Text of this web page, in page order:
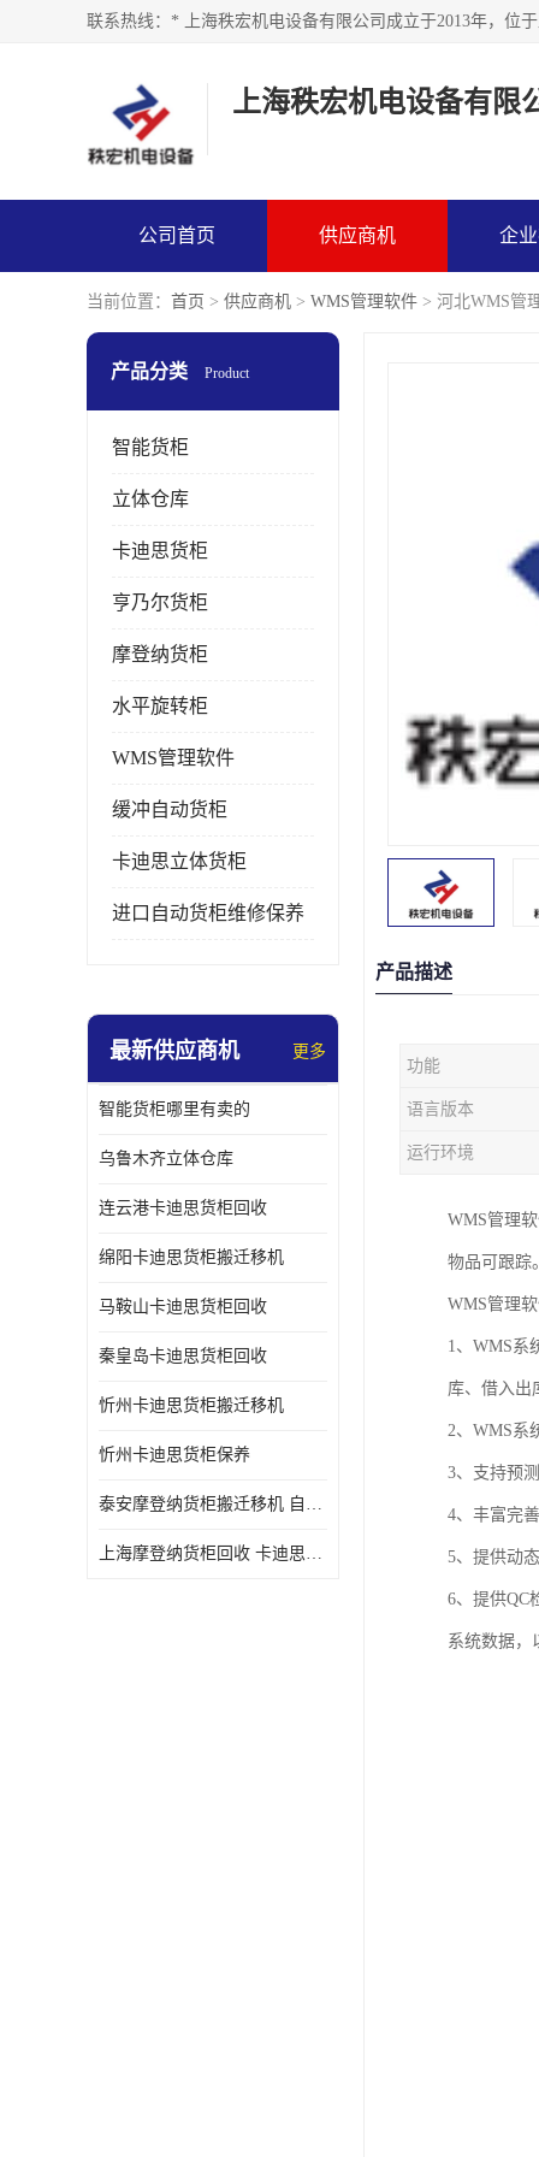
上海秩宏机电设备有限
公司首页 供应商机 企
当前位置： 首页 > 供应商机 > WMS管理软件 > 河北WMS管
产品分类 Product
智能货柜
立体仓库
卡迪思货柜
亨乃尔货柜
摩登纳货柜
水平旋转柜
WMS管理软件
缓冲自动货柜
卡迪思立体货柜
进口自动货柜维修保养
最新供应商机 更多
智能货柜哪里有卖的
乌鲁木齐立体仓库
连云港卡迪思货柜回收
绵阳卡迪思货柜搬迁移机
马鞍山卡迪思货柜回收
秦皇岛卡迪思货柜回收
忻州卡迪思货柜搬迁移机
忻州卡迪思货柜保养
泰安摩登纳货柜搬迁移机 自动立体仓储货柜回收
上海摩登纳货柜回收 卡迪思货柜回收
产品描述
功能
语言版本
运行环境
WMS管理
物品可跟踪
WMS管理软
1、WMS系
库、借入出
2、WMS系
3、支持预
4、丰富完
5、提供动
6、提供QC
系统数据，